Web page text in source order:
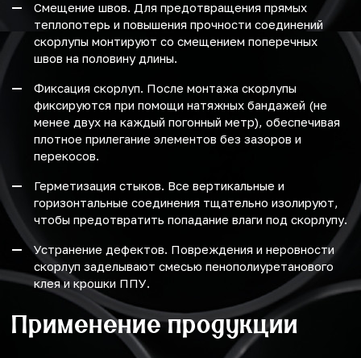
Смещение швов. Для предотвращения прямых
теплопотерь и повышения прочности соединений
скорлупы монтируют со смещением поперечных
швов на половину длины.
Фиксация скорлуп. После монтажа скорлупы
фиксируются при помощи натяжных бандажей (не
менее двух на каждый погонный метр), обеспечивая
плотное прилегание элементов без зазоров и
перекосов.
Герметизация стыков. Все вертикальные и
горизонтальные соединения тщательно изолируют,
чтобы предотвратить попадание влаги под скорлупу.
Устранение дефектов. Повреждения и неровности
скорлуп заделывают смесью пенополиуретанового
клея и крошки ППУ.
Применение продукции